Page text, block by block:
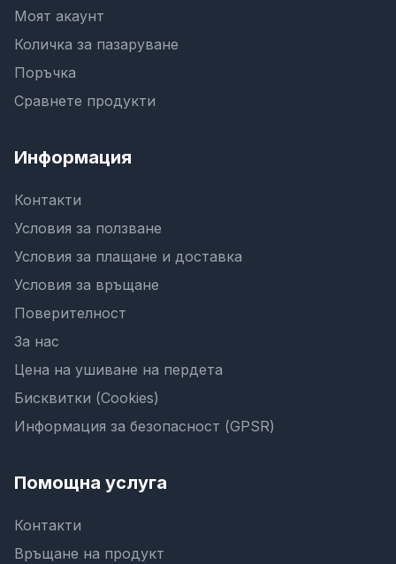
Моят акаунт
Количка за пазаруване
Поръчка
Сравнете продукти
Информация
Контакти
Условия за ползване
Условия за плащане и доставка
Условия за връщане
Поверителност
За нас
Цена на ушиване на пердета
Бисквитки (Cookies)
Информация за безопасност (GPSR)
Помощна услуга
Контакти
Връщане на продукт